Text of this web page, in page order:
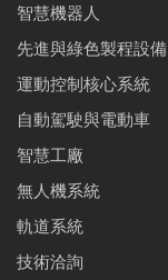
智慧機器人
先進與綠色製程設備
運動控制核心系統
自動駕駛與電動車
智慧工廠
無人機系統
軌道系統
技術洽詢